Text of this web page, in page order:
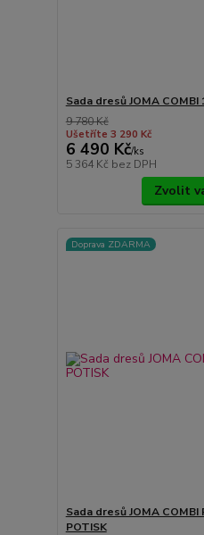
Sada dresů JOMA COMBI
9 780 Kč
Ušetříte 3 290 Kč
6 490 Kč/ks
5 364 Kč bez DPH
Zvolit
Doprava ZDARMA
Sada dresů JOMA COMBI
POTISK